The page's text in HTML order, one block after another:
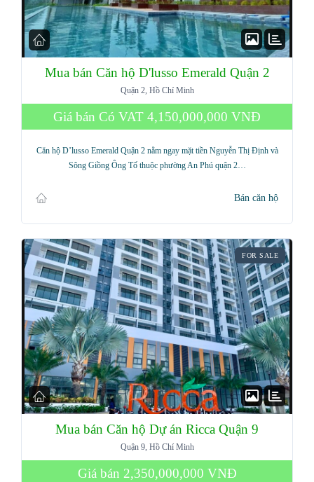
Mua bán Căn hộ D'lusso Emerald Quận 2
Quận 2, Hồ Chí Minh
Giá bán Có VAT 4,150,000,000 VNĐ
Căn hộ D’lusso Emerald Quận 2 nằm ngay mặt tiền Nguyễn Thị Định và
Sông Giồng Ông Tố thuộc phường An Phú quận 2…
Bán căn hộ
FOR SALE
Mua bán Căn hộ Dự án Ricca Quận 9
Quận 9, Hồ Chí Minh
Giá bán 2,350,000,000 VNĐ